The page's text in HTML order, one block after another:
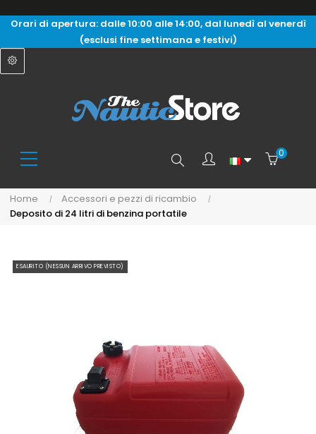
Orari di apertura: dalle 10:00 alle 14:00, dal lunedì al venerdì
(esclusi fine settimana e festivi)
Search
here...
0
Home
Accessori e pezzi di ricambio
Deposito di 24 litri di benzina portatile
ESAURITO (NESSUN ARRIVO PREVISTO)